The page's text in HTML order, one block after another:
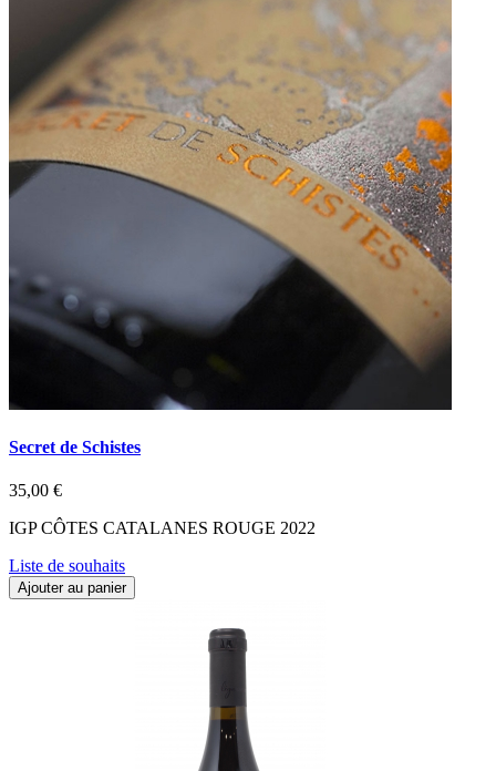
Secret de Schistes
35,00 €
IGP CÔTES CATALANES ROUGE 2022
Liste de souhaits
Ajouter au panier